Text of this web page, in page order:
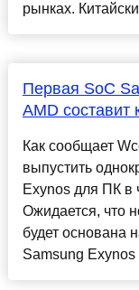
рынках.
Первая SoC
AMD составит
Как сообщает
выпустить
Exynos для ПК в
Ожидается, что
будет основана
Samsung Exynos